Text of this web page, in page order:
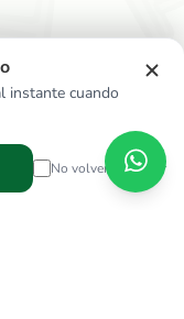
instante cuando
No volver a mostrar